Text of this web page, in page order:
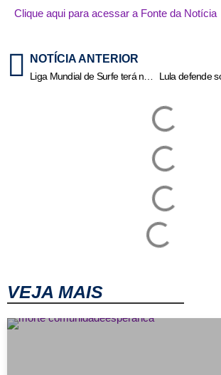
Clique aqui para acessar a Fonte da Notícia
NOTÍCIA ANTERIOR
Liga Mundial de Surfe terá novo formato em 2026 e final no Havaí
VEJA MAIS